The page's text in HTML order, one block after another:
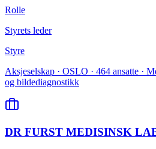
Rolle
Styrets leder
Styre
Aksjeselskap · OSLO · 464 ansatte ·
og bildediagnostikk
DR FURST MEDISINSK